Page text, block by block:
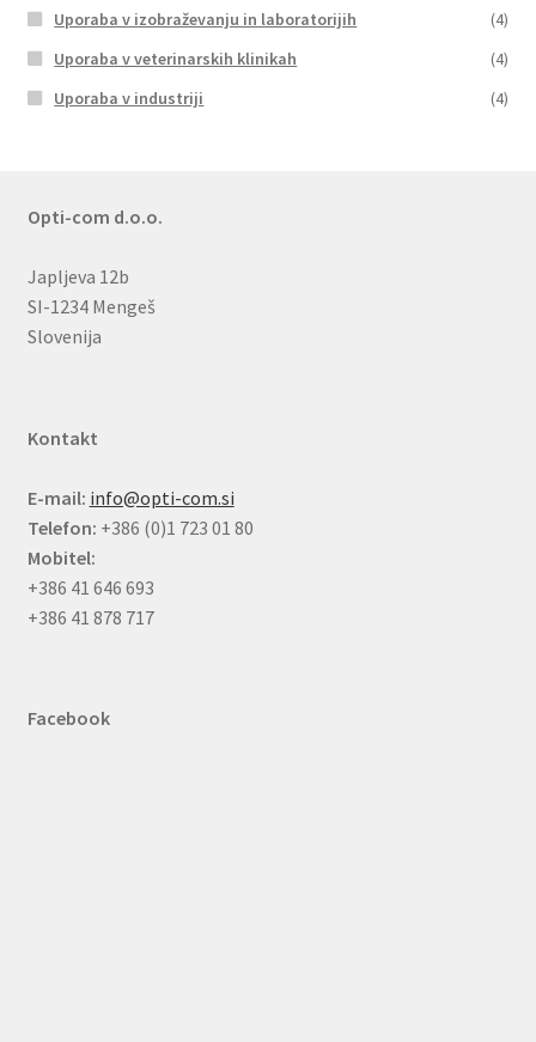
Uporaba v izobraževanju in laboratorijih
(4)
Uporaba v veterinarskih klinikah
(4)
Uporaba v industriji
(4)
Opti-com d.o.o.
Japljeva 12b
SI-1234 Mengeš
Slovenija
Kontakt
E-mail: info@opti-com.si
Telefon: +386 (0)1 723 01 80
Mobitel:
+386 41 646 693
+386 41 878 717
Facebook